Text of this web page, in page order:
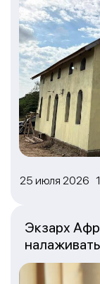
25 июля 2026
Экзарх